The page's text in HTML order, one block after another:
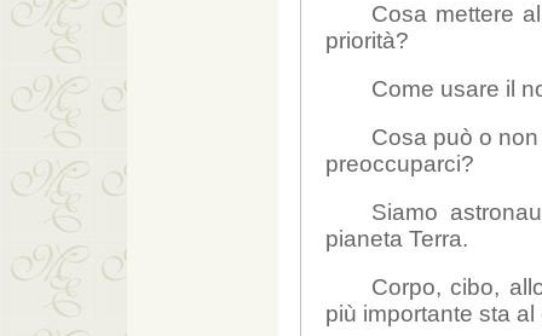
Cosa mettere
priorità?
Come usare il
Cosa può o
preoccuparci?
Siamo
pianeta Terra.
Corpo, cibo,
più importante sta